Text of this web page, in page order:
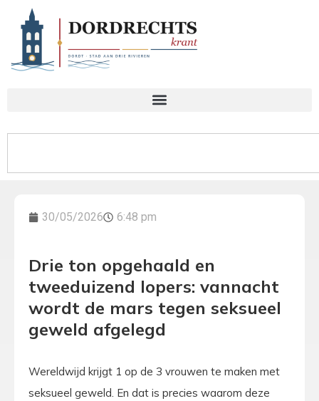
30/05/2026 6:48 pm
Drie ton opgehaald en
tweeduizend lopers: vannacht
wordt de mars tegen seksueel
geweld afgelegd
Wereldwijd krijgt 1 op de 3 vrouwen te maken met
seksueel geweld. En dat is precies waarom deze